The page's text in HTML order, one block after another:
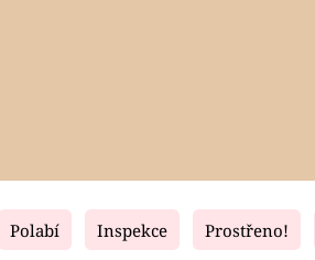
Fresh
Polabí Inspekce Prostřeno!